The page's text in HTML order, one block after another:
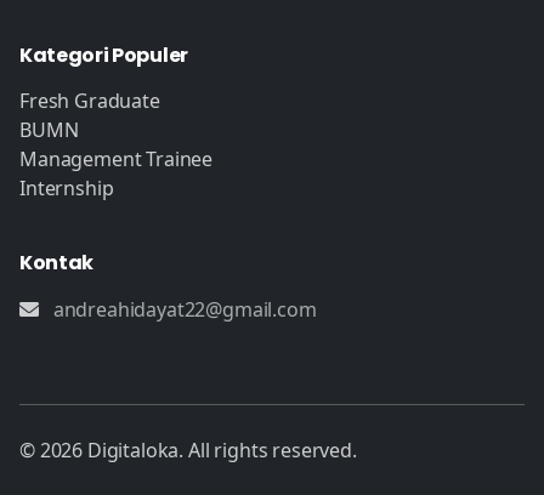
Kategori Populer
Fresh Graduate
BUMN
Management Trainee
Internship
Kontak
andreahidayat22@gmail.com
© 2026 Digitaloka. All rights reserved.